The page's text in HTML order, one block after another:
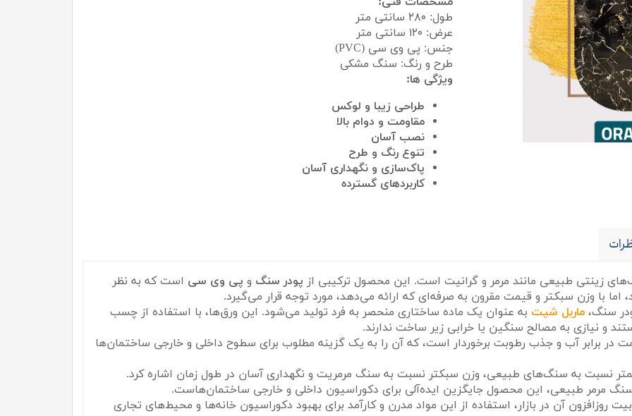
طول: ۲۸۰ سانتی متر
عرض: ۱۲۰ سانتی متر
جنس: پی وی سی (PVC)
طرح و رنگ: سنگ مشکی
ویژگی ها:
طراحی زیبا و لوکس
مقاومت و دوام بالا
نصب آسان
تنوع رنگ و طرح
پاک‌سازی و نگهداری آسان
کاربردهای گسترده
زینتی طبیعی مانند مرمر و گرانیت است. این محصول ترکیبی از پودر سنگ و پی وی سی است که به نظر
با وزن سبکتر و قیمت مقرون به صرفه‌ای که ارائه می‌دهد، مورد توجه قرار می‌گیرد.
ماربل شیت به عنوان یک ماده ساختاری منحصر به فرد تولید می‌شود. این ورق‌ها، با استفاده از چسب
و نیازی به مصالح سنگین یا خرابی زیر ساخت ندارند.
در برابر آب و جذب رطوبت برخوردار است، که آن را به یک گزینه مطلوب برای سطوح داخلی و خارجی ساختمان‌ها
نسبت به سنگ‌های طبیعی، وزن سبکتر نسبت به سنگ مرمریت و نگهداری آسان در طول زمان اشاره کرد.
مرمر طبیعی، این محصول جایگزین ایده‌آلی برای دکوراسیون داخلی و خارجی ساختمان‌هاست.
روزافزون آن در بازار، استفاده از این مواد مدرن و کارآمد برای بهبود دکوراسیون خانه‌ها و محیط‌های تجاری